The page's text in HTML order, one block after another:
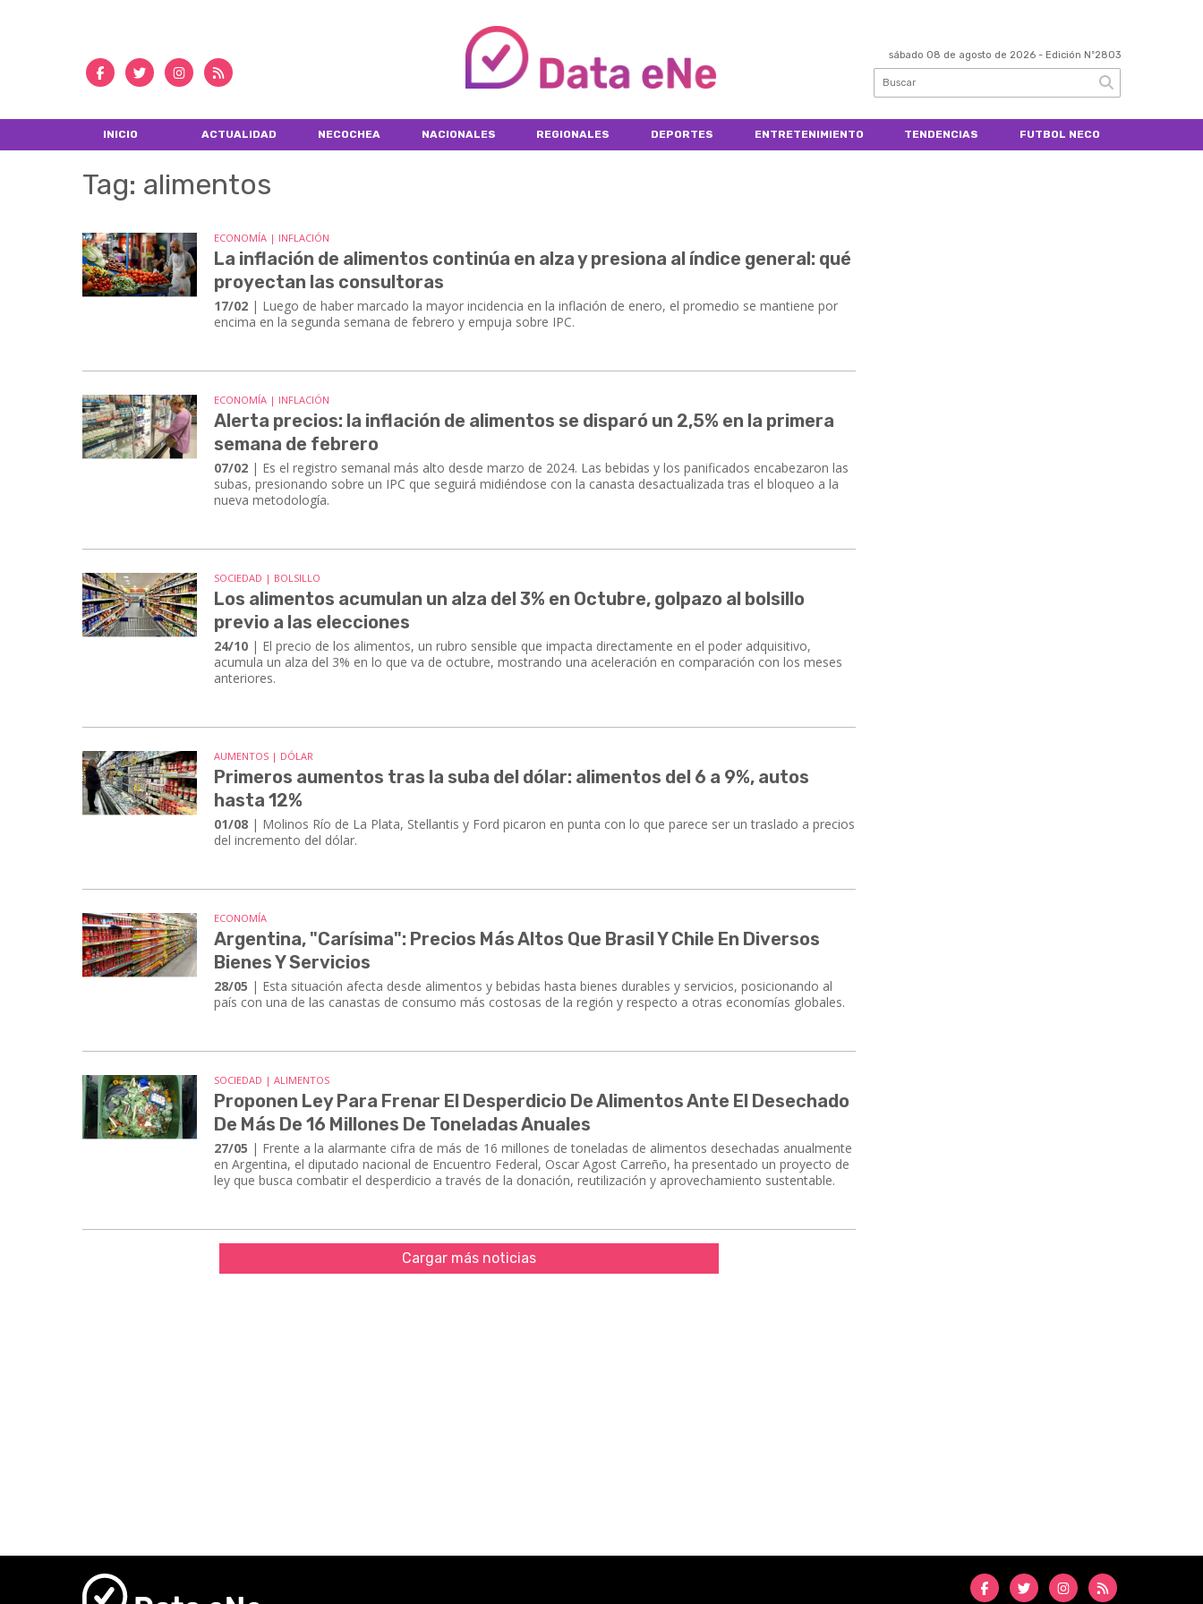
sábado 08 de agosto de 2026 - Edición Nº2803
INICIO ACTUALIDAD NECOCHEA NACIONALES REGIONALES DEPORTES ENTRETENIMIENTO TENDENCIAS FUTBOL NECO
Tag: alimentos
ECONOMÍA | INFLACIÓN
La inflación de alimentos continúa en alza y presiona al índice general: qué
proyectan las consultoras
17/02 | Luego de haber marcado la mayor incidencia en la inflación de enero, el promedio se mantiene por
encima en la segunda semana de febrero y empuja sobre IPC.
ECONOMÍA | INFLACIÓN
Alerta precios: la inflación de alimentos se disparó un 2,5% en la primera
semana de febrero
07/02 | Es el registro semanal más alto desde marzo de 2024. Las bebidas y los panificados encabezaron las
subas, presionando sobre un IPC que seguirá midiéndose con la canasta desactualizada tras el bloqueo a la
nueva metodología.
SOCIEDAD | BOLSILLO
Los alimentos acumulan un alza del 3% en Octubre, golpazo al bolsillo
previo a las elecciones
24/10 | El precio de los alimentos, un rubro sensible que impacta directamente en el poder adquisitivo,
acumula un alza del 3% en lo que va de octubre, mostrando una aceleración en comparación con los meses
anteriores.
AUMENTOS | DÓLAR
Primeros aumentos tras la suba del dólar: alimentos del 6 a 9%, autos
hasta 12%
01/08 | Molinos Río de La Plata, Stellantis y Ford picaron en punta con lo que parece ser un traslado a precios
del incremento del dólar.
ECONOMÍA
Argentina, "Carísima": Precios Más Altos Que Brasil Y Chile En Diversos
Bienes Y Servicios
28/05 | Esta situación afecta desde alimentos y bebidas hasta bienes durables y servicios, posicionando al
país con una de las canastas de consumo más costosas de la región y respecto a otras economías globales.
SOCIEDAD | ALIMENTOS
Proponen Ley Para Frenar El Desperdicio De Alimentos Ante El Desechado
De Más De 16 Millones De Toneladas Anuales
27/05 | Frente a la alarmante cifra de más de 16 millones de toneladas de alimentos desechadas anualmente
en Argentina, el diputado nacional de Encuentro Federal, Oscar Agost Carreño, ha presentado un proyecto de
ley que busca combatir el desperdicio a través de la donación, reutilización y aprovechamiento sustentable.
Cargar más noticias